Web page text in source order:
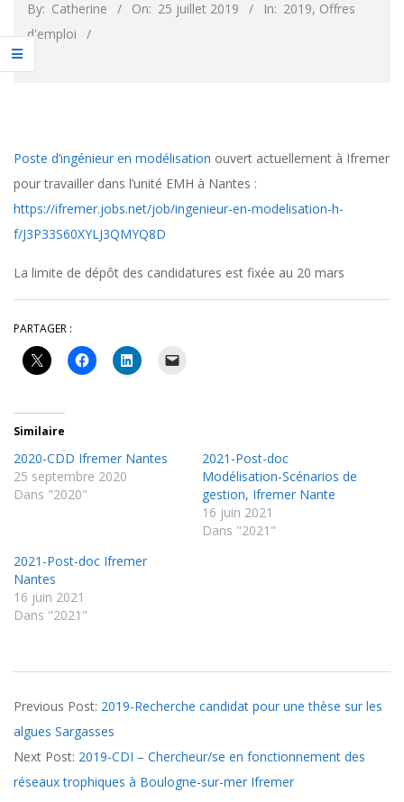
By: Catherine On: 25 juillet 2019 In: 2019, Offres
d'emploi
Poste d’ingénieur en modélisation ouvert actuellement à Ifremer
pour travailler dans l’unité EMH à Nantes :
https://ifremer.jobs.net/job/ingenieur-en-modelisation-h-
f/J3P33S60XYLJ3QMYQ8D
La limite de dépôt des candidatures est fixée au 20 mars
PARTAGER :
Similaire
2020-CDD Ifremer Nantes
25 septembre 2020
Dans "2020"
2021-Post-doc
Modélisation-Scénarios de
gestion, Ifremer Nante
16 juin 2021
Dans "2021"
2021-Post-doc Ifremer
Nantes
16 juin 2021
Dans "2021"
07-
25
Previous Post: 2019-Recherche candidat pour une thèse sur les
algues Sargasses
Next Post: 2019-CDI – Chercheur/se en fonctionnement des
réseaux trophiques à Boulogne-sur-mer Ifremer